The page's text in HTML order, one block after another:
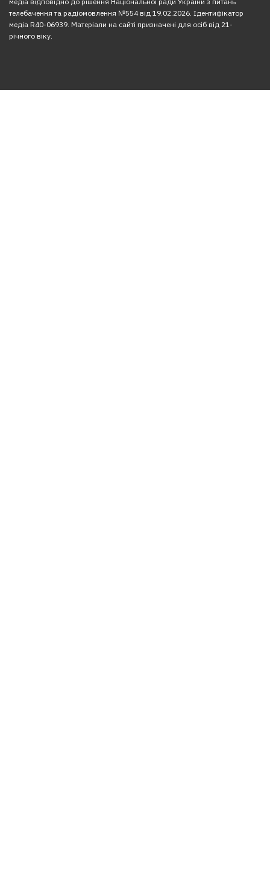
телебачення та радіомовлення №554 від 19.02.2026. Ідентифікатор
медіа R40-06939. Матеріали на сайті призначені для осіб від 21-
річного віку.